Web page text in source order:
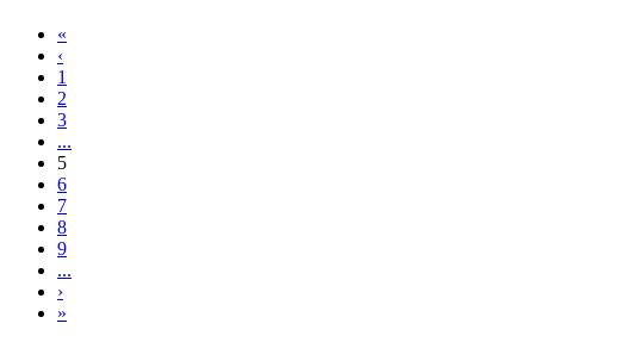
«
‹
1
2
3
...
5
6
7
8
9
...
›
»